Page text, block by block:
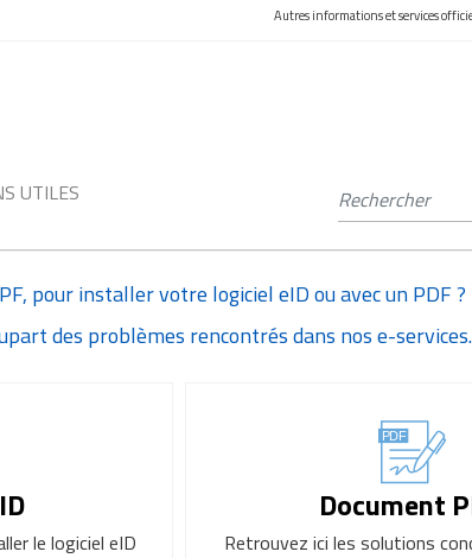
Autres informations et services
UTILES
pour installer votre logiciel eID ou avec un PDF ?
des problèmes rencontrés dans nos e-services.
le logiciel eID
Document
Retrouvez ici les solutions